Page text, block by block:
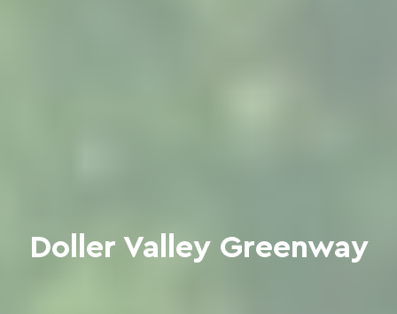
Doller Valley Greenway